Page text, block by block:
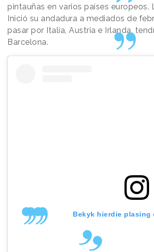
pintauñas en varios países europeos.
Inició su andadura a mediados de
pasar por Italia, Austria e Irlanda,
Barcelona.
Bekyk hierdie plasing